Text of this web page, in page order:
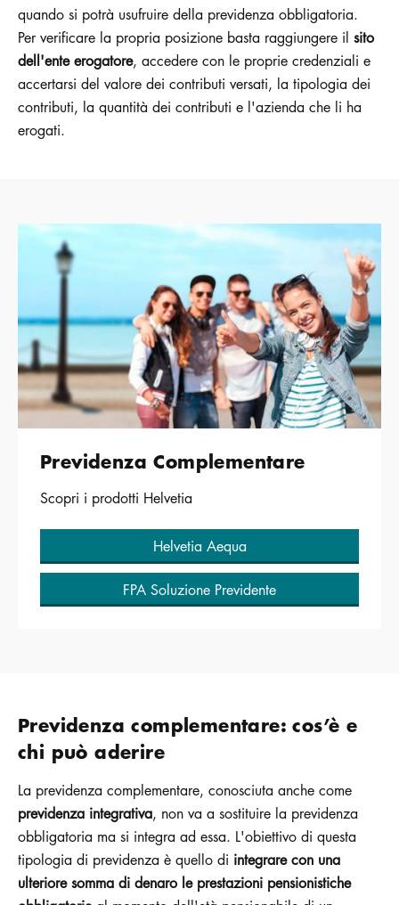
quando si potrà usufruire della previdenza obbligatoria.
Per verificare la propria posizione basta raggiungere il sito
dell'ente erogatore, accedere con le proprie credenziali e
accertarsi del valore dei contributi versati, la tipologia dei
contributi, la quantità dei contributi e l'azienda che li ha
erogati.
Previdenza Complementare
Scopri i prodotti Helvetia
Helvetia Aequa
FPA Soluzione Previdente
Previdenza complementare: cos’è e
chi può aderire
La previdenza complementare, conosciuta anche come
previdenza integrativa, non va a sostituire la previdenza
obbligatoria ma si integra ad essa. L'obiettivo di questa
tipologia di previdenza è quello di integrare con una
ulteriore somma di denaro le prestazioni pensionistiche